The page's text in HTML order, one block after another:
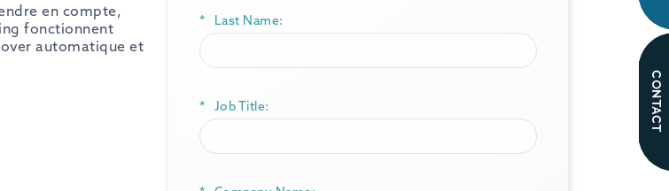
en compte,
fonctionnent
automatique et
* Last Name:
* Job Title: CONTACT